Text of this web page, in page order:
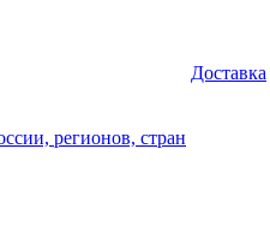
регионов, стран
Доставка